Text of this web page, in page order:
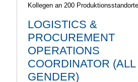
Österreich. ALPLA ist seither
Gründungsstandort treu
familiengeführt.
Als modernes
mit seinen Wurzeln verbunden und
gleichzeitig zukunftsorientiert.